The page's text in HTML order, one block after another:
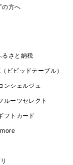
の方へ
るさと納税
ビビッドテーブル）
ンシェルジュ
ルーツセレクト
フトカード